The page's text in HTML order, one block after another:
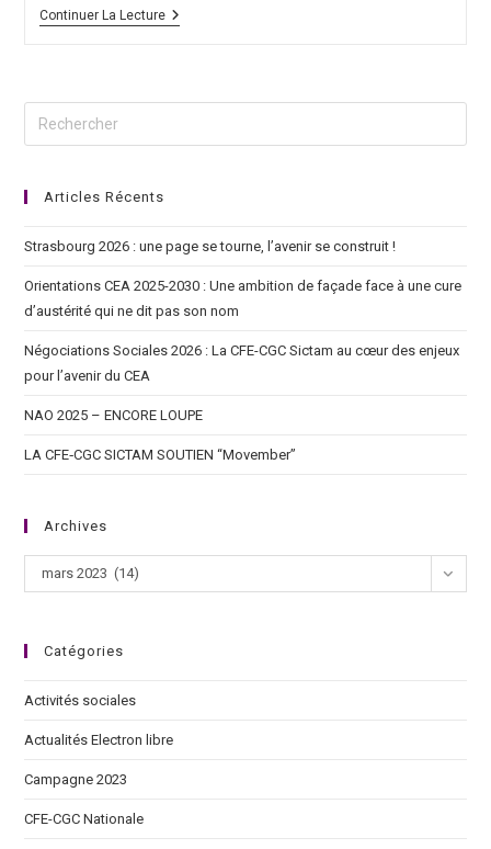
Continuer La Lecture
Articles Récents
Strasbourg 2026 : une page se tourne, l’avenir se construit !
Orientations CEA 2025-2030 : Une ambition de façade face à une cure
d’austérité qui ne dit pas son nom
Négociations Sociales 2026 : La CFE-CGC Sictam au cœur des enjeux
pour l’avenir du CEA
NAO 2025 – ENCORE LOUPE
LA CFE‑CGC SICTAM SOUTIEN “Movember”
Archives
mars 2023 (14)
Catégories
Activités sociales
Actualités Electron libre
Campagne 2023
CFE-CGC Nationale